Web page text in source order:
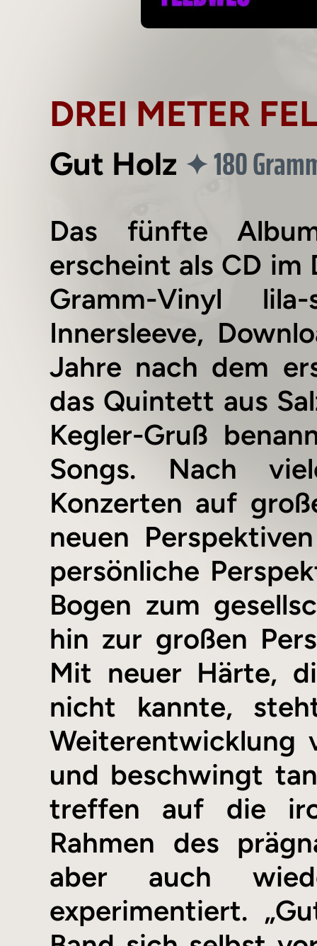
DREI METER
Gut Holz ✦180
Das fünfte
erscheint als CD im
Gramm-Vinyl
Innersleeve,
Jahre nach dem
das Quintett aus
Kegler-Gruß
Songs. Nach
Konzerten auf
neuen
persönliche
Bogen zum
hin zur großen
Mit neuer Härte,
nicht kannte,
Weiterentwicklung
und beschwingt
treffen auf die
Rahmen des
aber auch
experimentiert.